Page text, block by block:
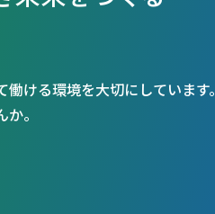
ける環境を大切にしています。
。